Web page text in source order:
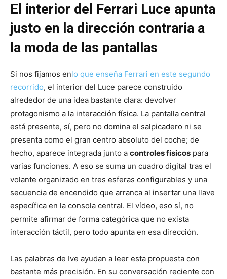
El interior del Ferrari Luce apunta
justo en la dirección contraria a
la moda de las pantallas
Si nos fijamos enlo que enseña Ferrari en este segundo
recorrido, el interior del Luce parece construido
alrededor de una idea bastante clara: devolver
protagonismo a la interacción física. La pantalla central
está presente, sí, pero no domina el salpicadero ni se
presenta como el gran centro absoluto del coche; de
hecho, aparece integrada junto a controles físicos para
varias funciones. A eso se suma un cuadro digital tras el
volante organizado en tres esferas configurables y una
secuencia de encendido que arranca al insertar una llave
específica en la consola central. El vídeo, eso sí, no
permite afirmar de forma categórica que no exista
interacción táctil, pero todo apunta en esa dirección.
Las palabras de Ive ayudan a leer esta propuesta con
bastante más precisión. En su conversación reciente con